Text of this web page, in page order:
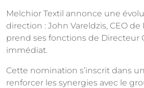
Melchior Textil annonce une
direction : John Vareldzis, CEO de
prend ses fonctions de Directeur
immédiat.
Cette nomination s’inscrit dans
renforcer les synergies avec le